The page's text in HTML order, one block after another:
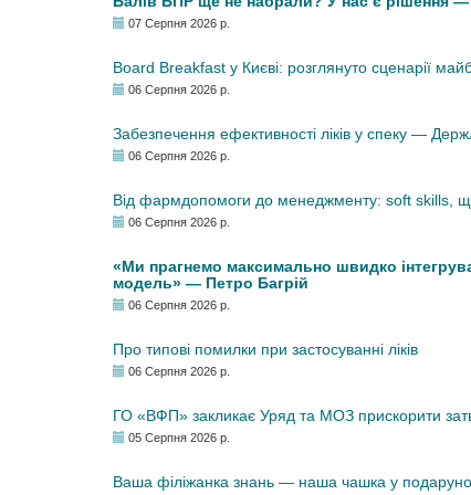
07 Серпня 2026 р.
Board Breakfast у Києві: розглянуто сценарії
06 Серпня 2026 р.
Забезпечення ефективності ліків у спеку —
06 Серпня 2026 р.
Від фармдопомоги до менеджменту: soft skills,
06 Серпня 2026 р.
«Ми прагнемо максимально швидко
модель» — Петро Багрій
06 Серпня 2026 р.
Про типові помилки при застосуванні ліків
06 Серпня 2026 р.
ГО «ВФП» закликає Уряд та МОЗ прискорити
05 Серпня 2026 р.
Ваша філіжанка знань — наша чашка у